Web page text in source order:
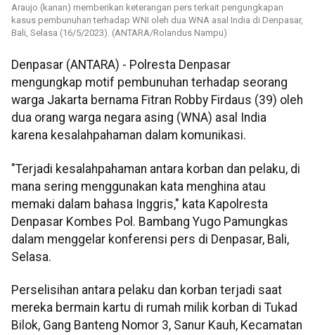
Araujo (kanan) memberikan keterangan pers terkait pengungkapan
kasus pembunuhan terhadap WNI oleh dua WNA asal India di Denpasar,
Bali, Selasa (16/5/2023). (ANTARA/Rolandus Nampu)
Denpasar (ANTARA) - Polresta Denpasar
mengungkap motif pembunuhan terhadap seorang
warga Jakarta bernama Fitran Robby Firdaus (39) oleh
dua orang warga negara asing (WNA) asal India
karena kesalahpahaman dalam komunikasi.
"Terjadi kesalahpahaman antara korban dan pelaku, di
mana sering menggunakan kata menghina atau
memaki dalam bahasa Inggris," kata Kapolresta
Denpasar Kombes Pol. Bambang Yugo Pamungkas
dalam menggelar konferensi pers di Denpasar, Bali,
Selasa.
Perselisihan antara pelaku dan korban terjadi saat
mereka bermain kartu di rumah milik korban di Tukad
Bilok, Gang Banteng Nomor 3, Sanur Kauh, Kecamatan